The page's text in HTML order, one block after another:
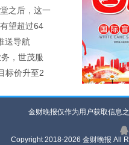
之后，这一
望超过64
送导航
，世茂服
标价升至2
金财晚报仅作为用户获取信息
Copyright 2018-2026 金财晚报 All